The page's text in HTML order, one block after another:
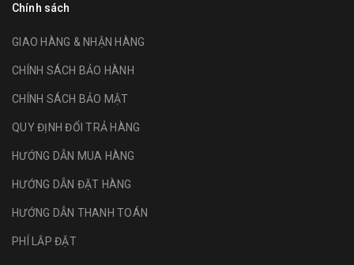
Chính sách
GIAO HÀNG & NHẬN HÀNG
CHÍNH SÁCH BẢO HÀNH
CHÍNH SÁCH BẢO MẬT
QUY ĐỊNH ĐỔI TRẢ HÀNG
HƯỚNG DẪN MUA HÀNG
HƯỚNG DẪN ĐẶT HÀNG
HƯỚNG DẪN THANH TOÁN
PHÍ LẮP ĐẶT